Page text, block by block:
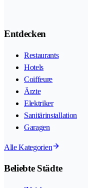
Entdecken
Restaurants
Hotels
Coiffeure
Ärzte
Elektriker
Sanitärinstallation
Garagen
Alle Kategorien
Beliebte Städte